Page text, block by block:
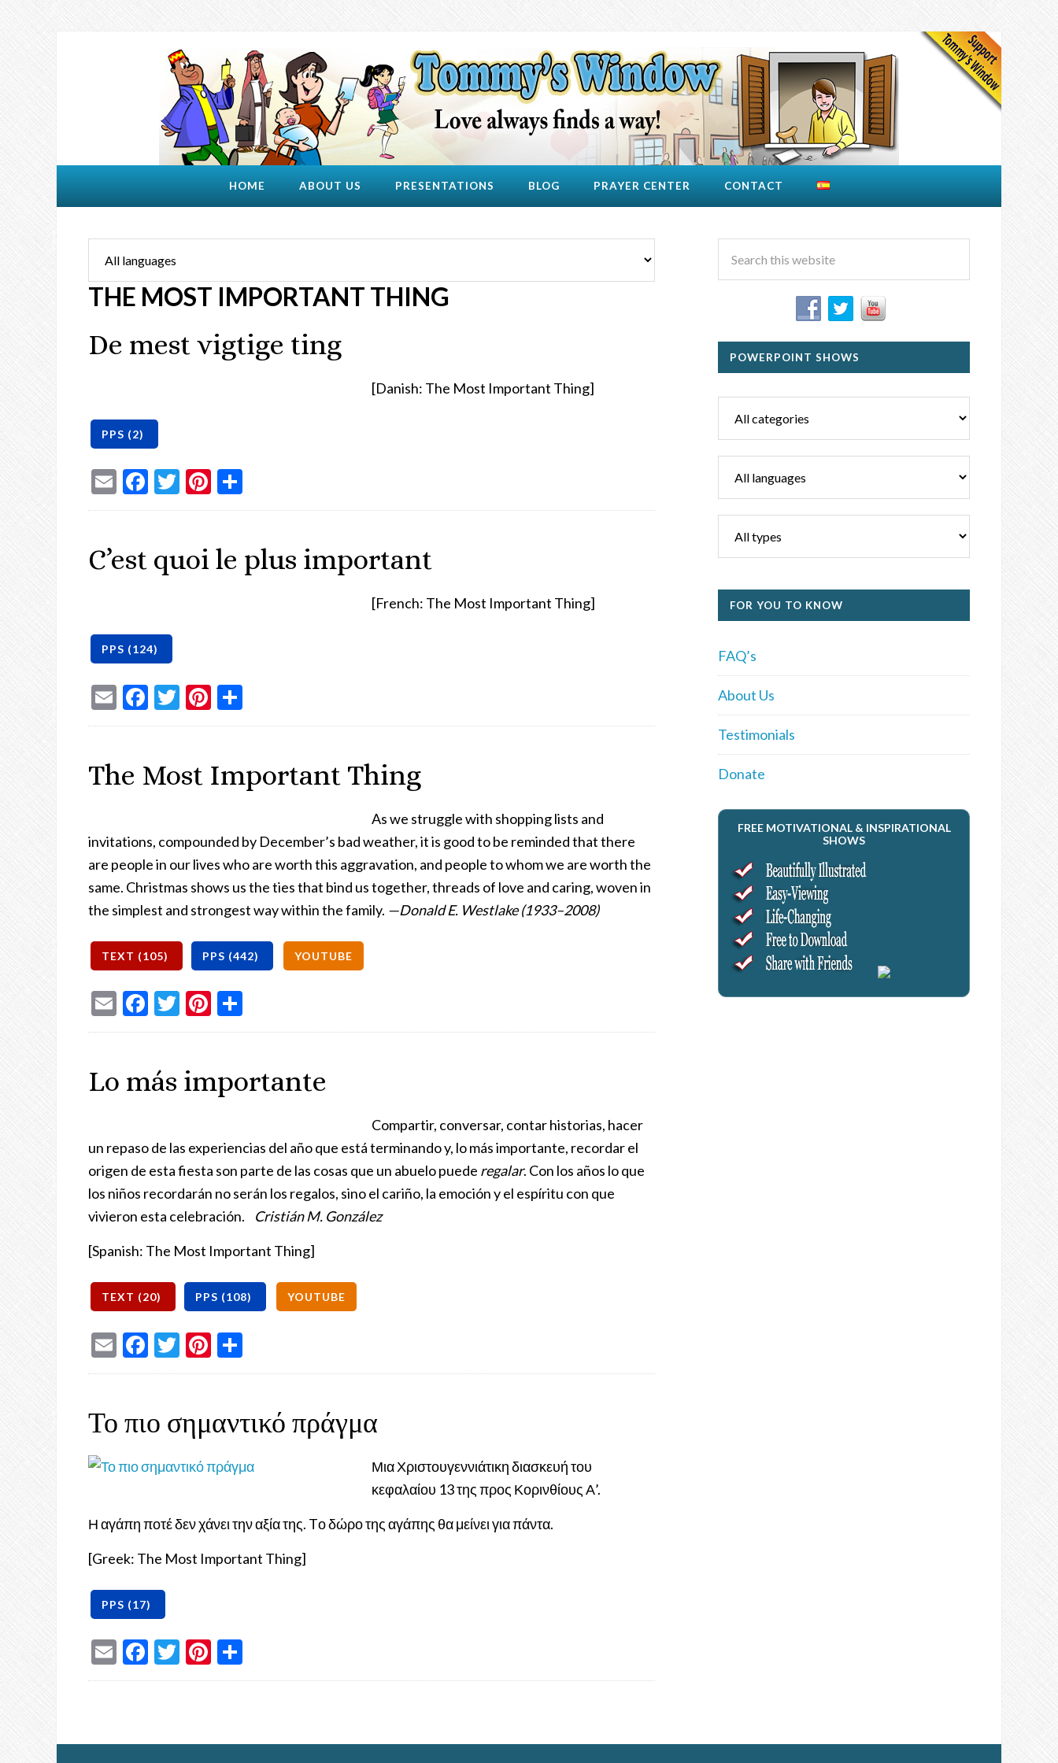
HOME ABOUT US PRESENTATIONS BLOG PRAYER CENTER CONTACT
THE MOST IMPORTANT THING
De mest vigtige ting
[Danish: The Most Important Thing]
EmailFacebook
TwitterPinterest
C’est quoi le plus important
[French: The Most Important Thing]
EmailFacebook
TwitterPinterest
The Most Important Thing
As we struggle with shopping lists and
invitations, compounded by December’s bad weather, it is good to be reminded that there
are people in our lives who are worth this aggravation, and people to whom we are worth the
same. Christmas shows us the ties that bind us together, threads of love and caring, woven in
the simplest and strongest way within the family. —Donald E. Westlake (1933–2008)
EmailFacebook
TwitterPinterest
Lo más importante
Compartir, conversar, contar historias, hacer
un repaso de las experiencias del año que está terminando y, lo más importante, recordar el
origen de esta fiesta son parte de las cosas que un abuelo puede regalar. Con los años lo que
los niños recordarán no serán los regalos, sino el cariño, la emoción y el espíritu con que
vivieron esta celebración. Cristián M. González
[Spanish: The Most Important Thing]
EmailFacebook
TwitterPinterest
Το πιο σημαντικό πράγμα
Μια Χριστουγεννιάτικη διασκευή του
κεφαλαίου 13 της προς Κορινθίους Α’.
Η αγάπη ποτέ δεν χάνει την αξία της. Tο δώρο της αγάπης θα μείνει για πάντα.
[Greek: The Most Important Thing]
EmailFacebook
TwitterPinterest
POWERPOINT SHOWS
FOR YOU TO KNOW
FAQ’s
About Us
Testimonials
Donate
FREE MOTIVATIONAL & INSPIRATIONAL
SHOWS